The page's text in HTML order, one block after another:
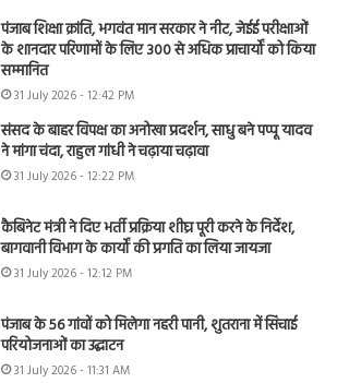
पंजाब शिक्षा क्रांति, भगवंत मान सरकार ने नीट, जेईई परीक्षाओं
के शानदार परिणामों के लिए 300 से अधिक प्राचार्यों को किया
सम्मानित
31 July 2026 - 12:42 PM
संसद के बाहर विपक्ष का अनोखा प्रदर्शन, साधु बने पप्पू यादव
ने मांगा चंदा, राहुल गांधी ने चढ़ाया चढ़ावा
31 July 2026 - 12:22 PM
कैबिनेट मंत्री ने दिए भर्ती प्रक्रिया शीघ्र पूरी करने के निर्देश,
बागवानी विभाग के कार्यों की प्रगति का लिया जायजा
31 July 2026 - 12:12 PM
पंजाब के 56 गांवों को मिलेगा नहरी पानी, शुतराना में सिंचाई
परियोजनाओं का उद्घाटन
31 July 2026 - 11:31 AM